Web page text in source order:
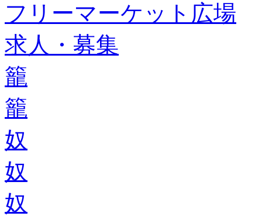
フリーマーケット広場
求人・募集
籠
籠
奴
奴
奴